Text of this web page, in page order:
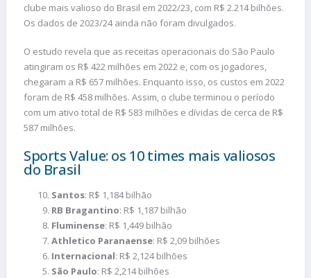
clube mais valioso do Brasil em 2022/23, com R$ 2.214 bilhões.
Os dados de 2023/24 ainda não foram divulgados.
O estudo revela que as receitas operacionais do São Paulo
atingiram os R$ 422 milhões em 2022 e, com os jogadores,
chegaram a R$ 657 milhões. Enquanto isso, os custos em 2022
foram de R$ 458 milhões. Assim, o clube terminou o período
com um ativo total de R$ 583 milhões e dívidas de cerca de R$
587 milhões.
Sports Value: os 10 times mais valiosos
do Brasil
Santos: R$ 1,184 bilhão
RB Bragantino: R$ 1,187 bilhão
Fluminense: R$ 1,449 bilhão
Athletico Paranaense: R$ 2,09 bilhões
Internacional: R$ 2,124 bilhões
São Paulo: R$ 2,214 bilhões